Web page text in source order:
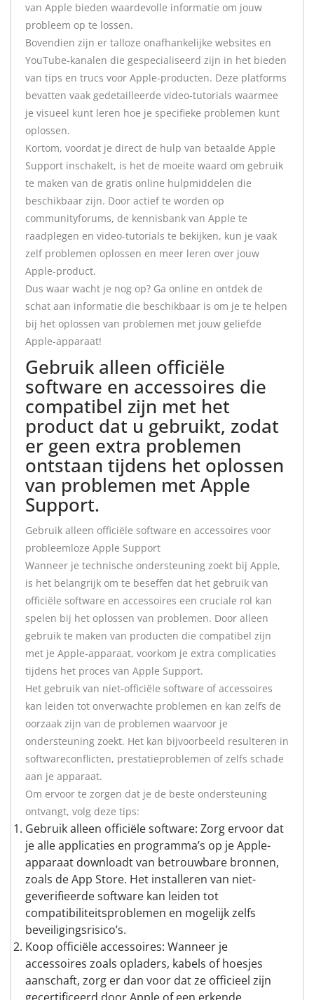
van Apple bieden waardevolle informatie om jouw
probleem op te lossen.
Bovendien zijn er talloze onafhankelijke websites en
YouTube-kanalen die gespecialiseerd zijn in het bieden
van tips en trucs voor Apple-producten. Deze platforms
bevatten vaak gedetailleerde video-tutorials waarmee
je visueel kunt leren hoe je specifieke problemen kunt
oplossen.
Kortom, voordat je direct de hulp van betaalde Apple
Support inschakelt, is het de moeite waard om gebruik
te maken van de gratis online hulpmiddelen die
beschikbaar zijn. Door actief te worden op
communityforums, de kennisbank van Apple te
raadplegen en video-tutorials te bekijken, kun je vaak
zelf problemen oplossen en meer leren over jouw
Apple-product.
Dus waar wacht je nog op? Ga online en ontdek de
schat aan informatie die beschikbaar is om je te helpen
bij het oplossen van problemen met jouw geliefde
Apple-apparaat!
Gebruik alleen officiële
software en accessoires die
compatibel zijn met het
product dat u gebruikt, zodat
er geen extra problemen
ontstaan tijdens het oplossen
van problemen met Apple
Support.
Gebruik alleen officiële software en accessoires voor
probleemloze Apple Support
Wanneer je technische ondersteuning zoekt bij Apple,
is het belangrijk om te beseffen dat het gebruik van
officiële software en accessoires een cruciale rol kan
spelen bij het oplossen van problemen. Door alleen
gebruik te maken van producten die compatibel zijn
met je Apple-apparaat, voorkom je extra complicaties
tijdens het proces van Apple Support.
Het gebruik van niet-officiële software of accessoires
kan leiden tot onverwachte problemen en kan zelfs de
oorzaak zijn van de problemen waarvoor je
ondersteuning zoekt. Het kan bijvoorbeeld resulteren in
softwareconflicten, prestatieproblemen of zelfs schade
aan je apparaat.
Om ervoor te zorgen dat je de beste ondersteuning
ontvangt, volg deze tips:
Gebruik alleen officiële software: Zorg ervoor dat
je alle applicaties en programma’s op je Apple-
apparaat downloadt van betrouwbare bronnen,
zoals de App Store. Het installeren van niet-
geverifieerde software kan leiden tot
compatibiliteitsproblemen en mogelijk zelfs
beveiligingsrisico’s.
Koop officiële accessoires: Wanneer je
accessoires zoals opladers, kabels of hoesjes
aanschaft, zorg er dan voor dat ze officieel zijn